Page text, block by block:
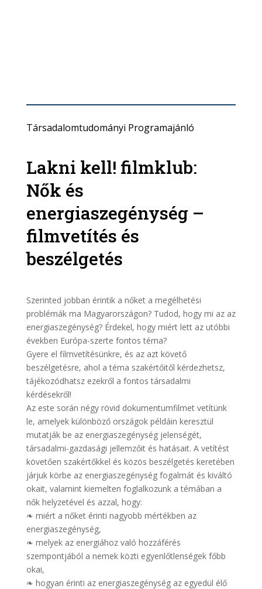
Társadalomtudományi Programajánló
Lakni kell! filmklub:
Nők és
energiaszegénység –
filmvetítés és
beszélgetés
Szerinted jobban érintik a nőket a megélhetési
problémák ma Magyarországon? Tudod, hogy mi az az
energiaszegénység? Érdekel, hogy miért lett az utóbbi
években Európa-szerte fontos téma?
Gyere el filmvetítésünkre, és az azt követő
beszélgetésre, ahol a téma szakértőitől kérdezhetsz,
tájékozódhatsz ezekről a fontos társadalmi
kérdésekről!
Az este során négy rövid dokumentumfilmet vetítünk
le, amelyek különböző országok példáin keresztül
mutatják be az energiaszegénység jelenségét,
társadalmi-gazdasági jellemzőit és hatásait. A vetítést
követően szakértőkkel és közös beszélgetés keretében
járjuk körbe az energiaszegénység fogalmát és kiváltó
okait, valamint kiemelten foglalkozunk a témában a
nők helyzetével és azzal, hogy:
❧ miért a nőket érinti nagyobb mértékben az
energiaszegénység,
❧ melyek az energiához való hozzáférés
szempontjából a nemek közti egyenlőtlenségek főbb
okai,
❧ hogyan érinti az energiaszegénység az egyedül élő